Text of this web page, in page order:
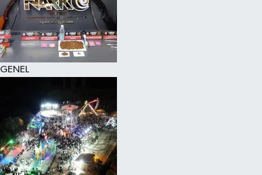
GENEL
KÜLTÜR SANAT
MAGAZİN
SAĞLIK
SİYASET
SPOR
TEKNOLOJİ